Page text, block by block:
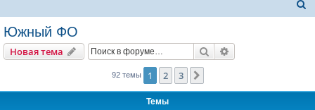
Южный ФО
Новая тема Поиск
92 темы 1 2 3
Темы